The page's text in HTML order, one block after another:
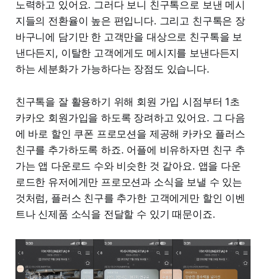
노력하고 있어요. 그러다 보니 친구톡으로 보낸 메시
지들의 전환율이 높은 편입니다. 그리고 친구톡은 장
바구니에 담기만 한 고객만을 대상으로 친구톡을 보
낸다든지, 이탈한 고객에게도 메시지를 보낸다든지
하는 세분화가 가능하다는 장점도 있습니다.
친구톡을 잘 활용하기 위해 회원 가입 시점부터 1초
카카오 회원가입을 하도록 장려하고 있어요. 그 다음
에 바로 할인 쿠폰 프로모션을 제공해 카카오 플러스
친구를 추가하도록 하죠. 어플에 비유하자면 친구 추
가는 앱 다운로드 수와 비슷한 것 같아요. 앱을 다운
로드한 유저에게만 프로모션과 소식을 보낼 수 있는
것처럼, 플러스 친구를 추가한 고객에게만 할인 이벤
트나 신제품 소식을 전달할 수 있기 때문이죠.